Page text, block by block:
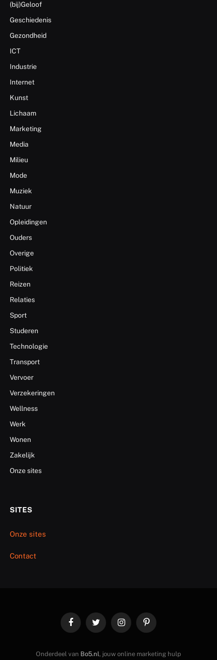
(bij)Geloof
Geschiedenis
Gezondheid
ICT
Industrie
Internet
Kunst
Lichaam
Marketing
Media
Milieu
Mode
Muziek
Natuur
Opleidingen
Ouders
Overige
Politiek
Reizen
Relaties
Sport
Studeren
Technologie
Transport
Vervoer
Verzekeringen
Wellness
Werk
Wonen
Zakelijk
Onze sites
SITES
Onze sites
Contact
FacebookTwitter InstagramPinterest
Onderdeel van Bo5.nl, jouw online marketing hulp